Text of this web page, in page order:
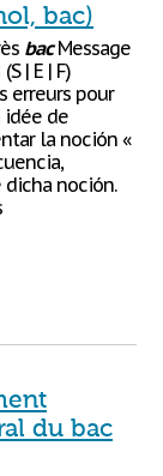
bac)
bacMessage
| E | F)
erreurs pour
de
la noción «
dicha noción.
du bac